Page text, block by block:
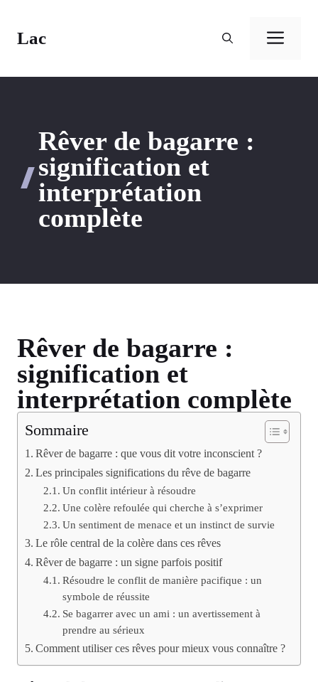
contenu
Lac
Rêver de bagarre :
signification et
interprétation
complète
Rêver de bagarre :
signification et
interprétation complète
Sommaire
Rêver de bagarre : que vous dit votre inconscient ?
Les principales significations du rêve de bagarre
Un conflit intérieur à résoudre
Une colère refoulée qui cherche à s’exprimer
Un sentiment de menace et un instinct de survie
Le rôle central de la colère dans ces rêves
Rêver de bagarre : un signe parfois positif
Résoudre le conflit de manière pacifique : un
symbole de réussite
Se bagarrer avec un ami : un avertissement à
prendre au sérieux
Comment utiliser ces rêves pour mieux vous connaître ?